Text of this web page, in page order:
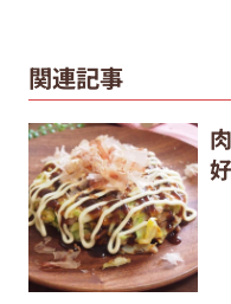
関連記事